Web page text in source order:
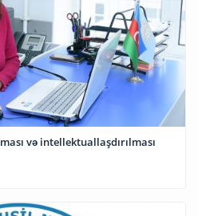
və intellektuallaşdırılması